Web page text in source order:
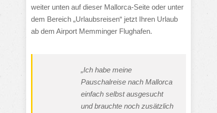
weiter unten auf dieser Mallorca-Seite oder unter
dem Bereich „Urlaubsreisen“ jetzt Ihren Urlaub
ab dem Airport Memminger Flughafen.
„Ich habe meine
Pauschalreise nach Mallorca
einfach selbst ausgesucht
und brauchte noch zusätzlich